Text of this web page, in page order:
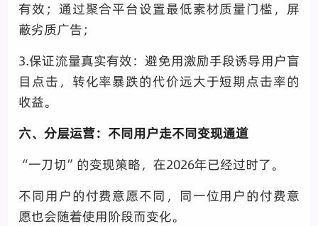
有效；通过聚合平台设置最低素材质量门槛，屏
蔽劣质广告；
3.保证流量真实有效：避免用激励手段诱导用户盲
目点击，转化率暴跌的代价远大于短期点击率的
收益。
六、分层运营：不同用户走不同变现通道
“一刀切”的变现策略，在2026年已经过时了。
不同用户的付费意愿不同，同一位用户的付费意
愿也会随着使用阶段而变化。